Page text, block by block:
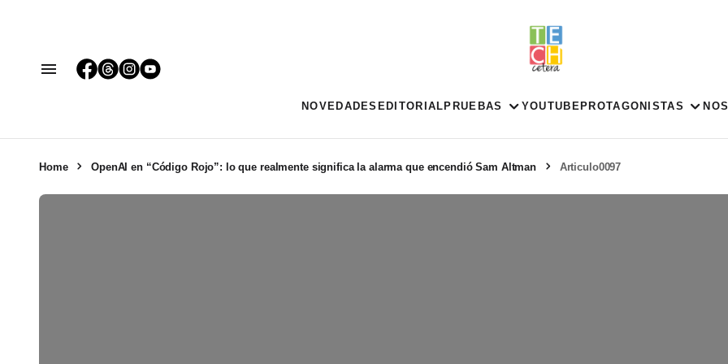
NOVEDADES EDITORIAL PRUEBAS YOUTUBE PROTAGONISTAS
Home OpenAI en “Código Rojo”: lo que realmente significa la alarma que encendió Sam Altman Articulo0097